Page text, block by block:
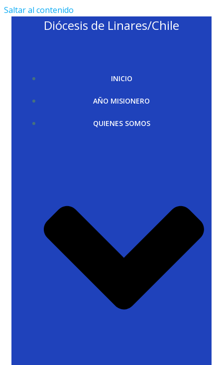
Saltar al contenido
Diócesis de Linares/Chile
INICIO
AÑO MISIONERO
QUIENES SOMOS